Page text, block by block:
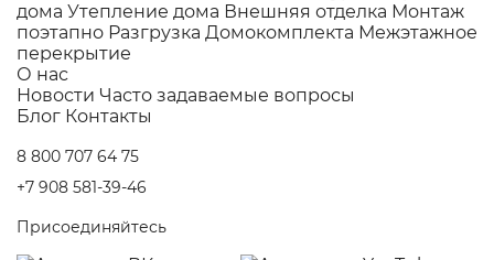
дома Утепление дома Внешняя отделка Монтаж
поэтапно Разгрузка Домокомплекта Межэтажное
перекрытие
О нас
Новости Часто задаваемые вопросы
Блог Контакты
8 800 707 64 75
+7 908 581-39-46
Присоединяйтесь